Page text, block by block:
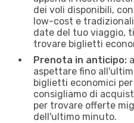
dei voli disponibili,
low-cost e
date del tuo viaggio,
trovare biglietti
Prenota in anticipo:
aspettare fino
biglietti economici
consigliamo di
per trovare offerte
dell'ultimo minuto.